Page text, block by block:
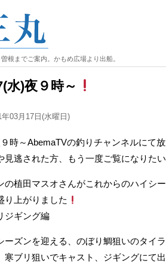
根までご案内。かもめ広場より出船。
水)夜９時～
年03月17日(水曜日)
時～AbemaTVの釣りチャンネルにて
見逃された方、もう一度ご覧になりた
の植田マスオさんがこれからのハイシ
り上がりました
ジギング編
ーズンを迎える、のぼり鯛狙いのタイラ
寒ブリ狙いでキャスト、ジギングにて